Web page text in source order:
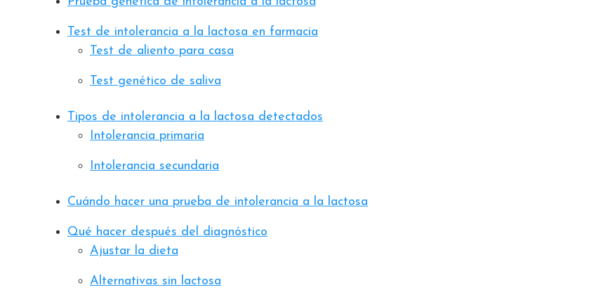
Test de intolerancia a la lactosa en farmacia
Test de aliento para casa
Test genético de saliva
Tipos de intolerancia a la lactosa detectados
Intolerancia primaria
Intolerancia secundaria
Cuándo hacer una prueba de intolerancia a la lactosa
Qué hacer después del diagnóstico
Ajustar la dieta
Alternativas sin lactosa